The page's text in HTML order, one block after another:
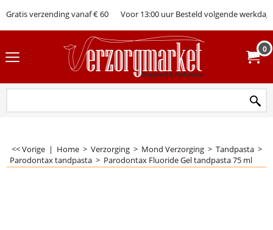
Gratis verzending vanaf € 60 Voor 13:00 uur Besteld volgende werkdag
0
<< Vorige | Home > Verzorging > Mond Verzorging > Tandpasta >
Parodontax tandpasta > Parodontax Fluoride Gel tandpasta 75 ml